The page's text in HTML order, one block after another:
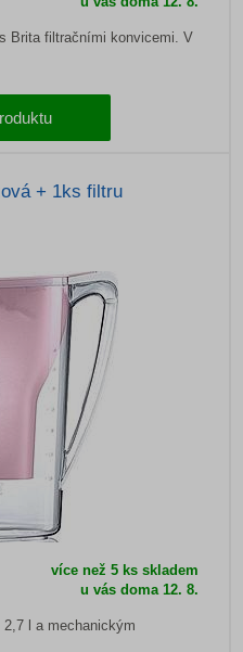
Brita filtračními konvicemi. V
+ 1ks filtru
více než 5 ks skladem
u vás doma12. 8.
l a mechanickým